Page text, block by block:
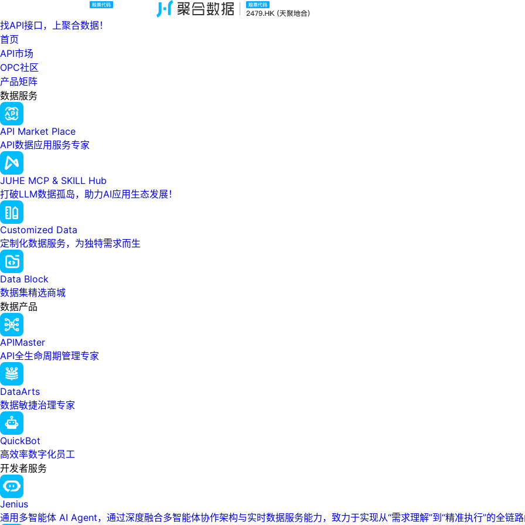
找API接口，上聚合数据！
首页
API市场
OPC社区
产品矩阵
数据服务
API Market Place
API数据应用服务专家
JUHE MCP & SKILL Hub
打破LLM数据孤岛，助力AI应用生态发展！
Customized Data
定制化数据服务，为独特需求而生
Data Block
数据集精选商城
数据产品
APIMaster
API全生命周期管理专家
DataArts
数据敏捷治理专家
QuickBot
高效率数字化员工
开发者服务
Jenius
通用多智能体 AI Agent，通过深度融合多智能体协作架构与实时数据服务能力，致力于实现从“需求理解”到“精准执行”的全链